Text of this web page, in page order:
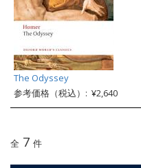
The Odyssey
参考価格（税込）: ¥2,640
全 7 件